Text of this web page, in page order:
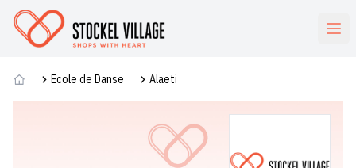
Commerces
Ecole de Danse Alaeti